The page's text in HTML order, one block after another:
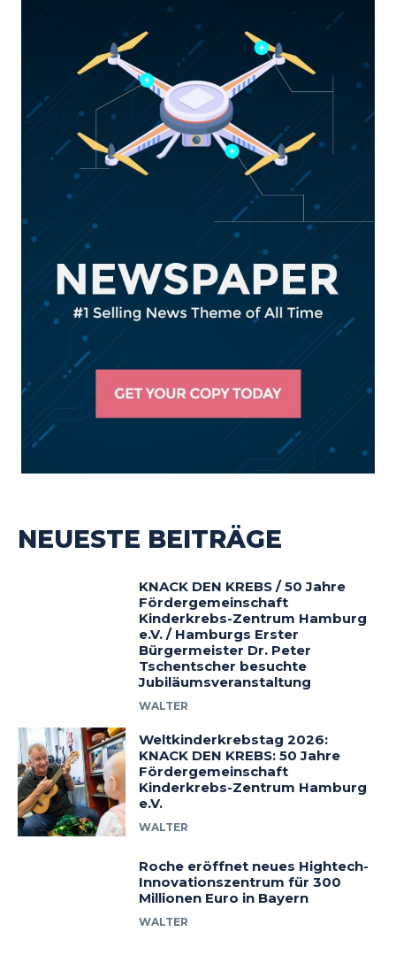
NEUESTE BEITRÄGE
KNACK DEN KREBS / 50 Jahre
Fördergemeinschaft
Kinderkrebs-Zentrum Hamburg
e.V. / Hamburgs Erster
Bürgermeister Dr. Peter
Tschentscher besuchte
Jubiläumsveranstaltung
WALTER
Weltkinderkrebstag 2026:
KNACK DEN KREBS: 50 Jahre
Fördergemeinschaft
Kinderkrebs-Zentrum Hamburg
e.V.
WALTER
Roche eröffnet neues Hightech-
Innovationszentrum für 300
Millionen Euro in Bayern
WALTER